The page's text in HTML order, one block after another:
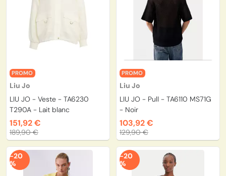
PROMO
Liu Jo
LIU JO - Veste - TA6230
T290A - Lait blanc
151,92 €
189,90 €
PROMO
Liu Jo
LIU JO - Pull - TA6110 MS71G
- Noir
103,92 €
129,90 €
-20
%
-20
%